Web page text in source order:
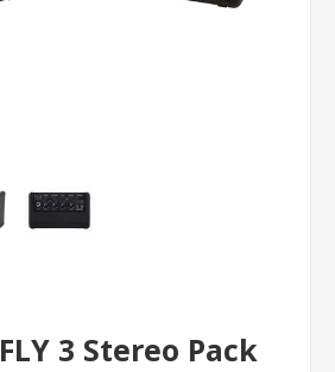
3 Stereo Pack